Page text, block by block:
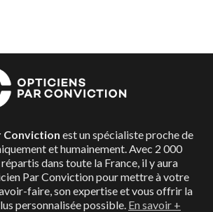
Conviction est un spécialiste proche de
et humainement. Avec 2 000
dans toute la France, il y aura
Par Conviction pour mettre à votre
faire, son expertise et vous offrir la
personnalisée possible. En savoir +